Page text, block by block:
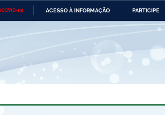
19) ACESSO À INFORMAÇÃO PARTICIPE
Ministério das Relações Ministério da
e dos Direitos
Banco Central do Brasil Planalto